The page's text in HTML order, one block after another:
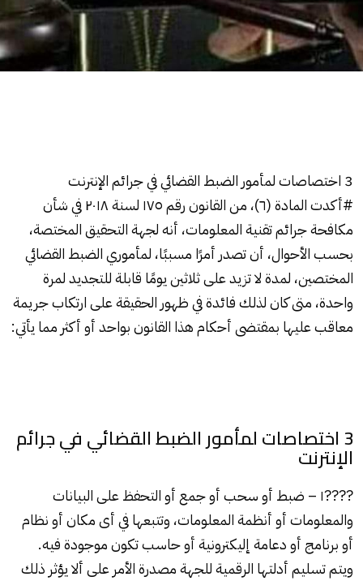
3 اختصاصات لمأمور الضبط القضائي في جرائم الإنترنت
#أكدت المادة (٦)، من القانون رقم ١٧٥ لسنة ٢٠١٨ في شأن
مكافحة جرائم تقنية المعلومات، أنه لجهة التحقيق المختصة،
بحسب الأحوال، أن تصدر أمرًا مسببًا، لمأموري الضبط القضائي
المختصين، لمدة لا تزيد على ثلاثين يومًا قابلة للتجديد لمرة
واحدة، متى كان لذلك فائدة في ظهور الحقيقة على ارتكاب جريمة
معاقب عليها بمقتضى أحكام هذا القانون بواحد أو أكثر مما يأتي:
3 اختصاصات لمأمور الضبط القضائي في جرائم
الإنترنت
????️١ – ضبط أو سحب أو جمع أو التحفظ على البيانات
والمعلومات أو أنظمة المعلومات، وتتبعها في أى مكان أو نظام
أو برنامج أو دعامة إليكترونية أو حاسب تكون موجودة فيه.
ويتم تسليم أدلتها الرقمية للجهة مصدرة الأمر على ألا يؤثر ذلك